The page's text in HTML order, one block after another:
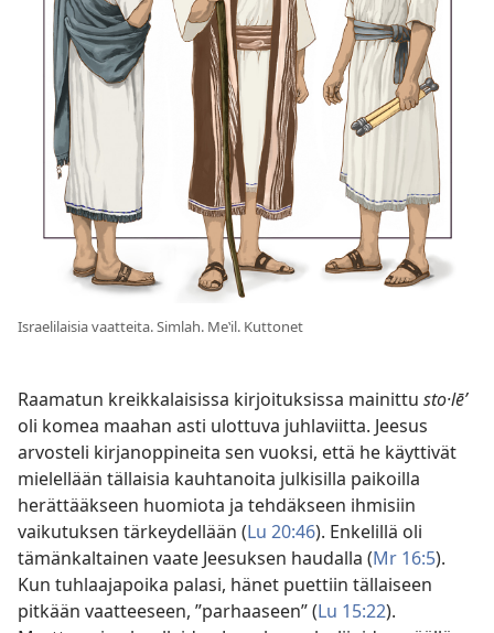
Israelilaisia vaatteita. Simlah. Meʽil. Kuttonet
Raamatun kreikkalaisissa kirjoituksissa mainittu sto·lēʹ
oli komea maahan asti ulottuva juhlaviitta. Jeesus
arvosteli kirjanoppineita sen vuoksi, että he käyttivät
mielellään tällaisia kauhtanoita julkisilla paikoilla
herättääkseen huomiota ja tehdäkseen ihmisiin
vaikutuksen tärkeydellään (Lu 20:46). Enkelillä oli
tämänkaltainen vaate Jeesuksen haudalla (Mr 16:5).
Kun tuhlaajapoika palasi, hänet puettiin tällaiseen
pitkään vaatteeseen, ”parhaaseen” (Lu 15:22).